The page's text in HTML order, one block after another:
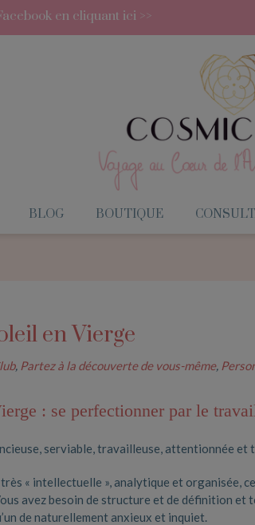
en cliquant ici >>
BLOG BOUTIQUE
en Vierge
, Partez à la découverte de vous-même,
: se perfectionner par le
serviable, travailleuse, attentionnée
« intellectuelle », analytique et organisée,
avez besoin de structure et de définition et
de naturellement anxieux et inquiet.